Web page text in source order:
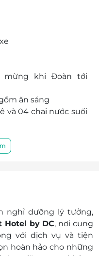
giữa dịch vụ tinh
sắc địa phương độc
mới mẻ.
15 phút đi bộ, The
chỗ nghỉ có xe đạp
miễn phí, hồ bơi
dục. Chỗ nghỉ này có
phòng chờ chung
thấy nhà hàng phục
phương.
24 giao tiếp thành
và tiếng Hoa.
mừng khi Đoàn tới
ăn sáng
và 04 chai nước suối
ủi, điện thoại, ăn
trong chương trình
cao điểm thứ 6 và
7, tháng 8/2024
nghỉ dưỡng lý tưởng,
Hotel by DC, nơi cung
với dịch vụ và tiện
hoàn hảo cho những